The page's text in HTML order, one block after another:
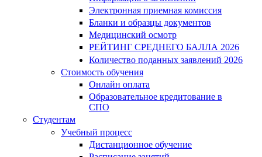
Электронная приемная комиссия
Бланки и образцы документов
Медицинский осмотр
РЕЙТИНГ СРЕДНЕГО БАЛЛА 2026
Количество поданных заявлений 2026
Стоимость обучения
Онлайн оплата
Образовательное кредитование в
СПО
Студентам
Учебный процесс
Дистанционное обучение